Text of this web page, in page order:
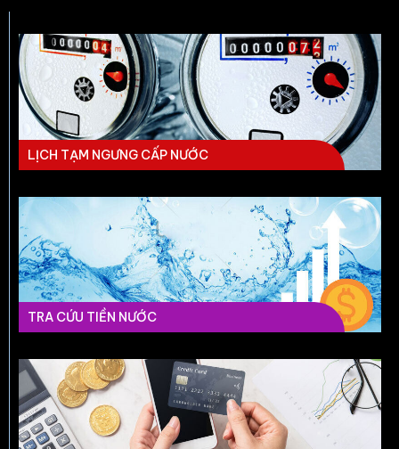
LỊCH TẠM NGƯNG CẤP NƯỚC
TRA CỨU TIỀN NƯỚC